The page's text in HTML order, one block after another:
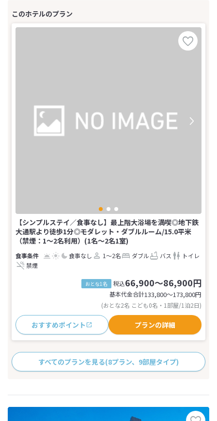
【シンプルステイ／食事なし】最上階大浴場を満喫◎地下鉄
大通駅より徒歩1分◎モダレット・ダブルルーム/15.0平米
（禁煙：1～2名利用）(1名～2名1室)
食事なし 1～2名 ダブル バス
トイレ
禁煙
おとな1名 税込66,900～86,900円
基本代金合計133,800〜173,800円
(おとな2名 こども0名・1部屋/1泊2日)
おすすめポイント プランの詳細
すべてのプランを見る(8プラン、9部屋タイプ)